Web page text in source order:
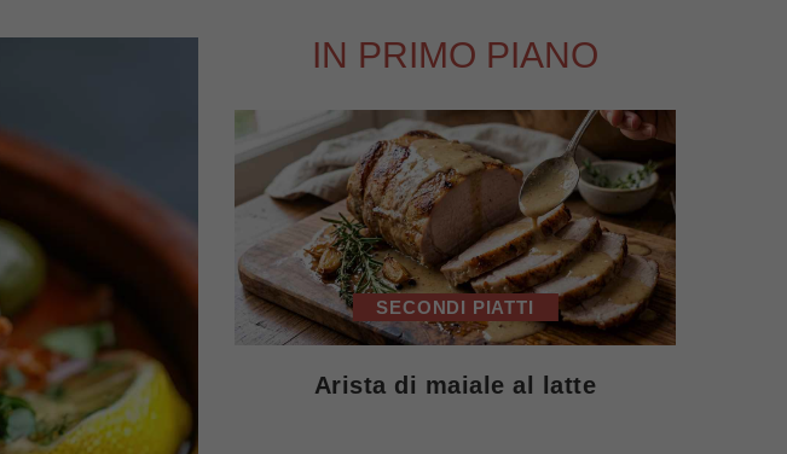
IN PRIMO PIANO
SECONDI PIATTI
Arista di maiale al latte